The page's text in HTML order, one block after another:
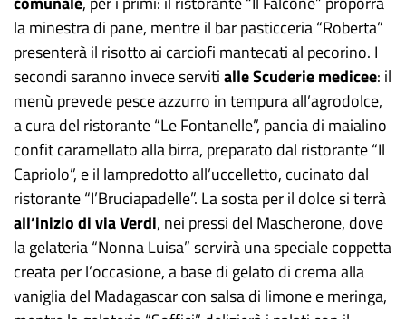
la minestra di pane, mentre il bar pasticceria “Roberta”
presenterà il risotto ai carciofi mantecati al pecorino. I
secondi saranno invece servitialle Scuderie medicee: il
menù prevede pesce azzurro in tempura all’agrodolce,
a cura del ristorante “Le Fontanelle”, pancia di maialino
confit caramellato alla birra, preparato dal ristorante “Il
Capriolo”, e il lampredotto all’uccelletto, cucinato dal
ristorante “I’Bruciapadelle”. La sosta per il dolce si terrà
all’inizio di via Verdi, nei pressi del Mascherone, dove
la gelateria “Nonna Luisa” servirà una speciale coppetta
creata per l’occasione, a base di gelato di crema alla
vaniglia del Madagascar con salsa di limone e meringa,